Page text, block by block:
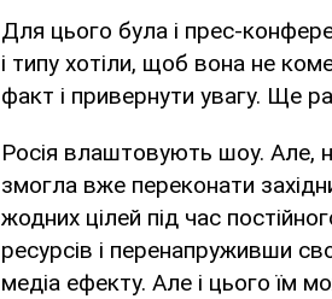
Для цього була і прес-
і типу хотіли, щоб вона не
факт і привернути увагу. Ще
Росія влаштовують шоу. Але,
змогла вже переконати
жодних цілей під час
ресурсів і перенапруживши
медіа ефекту. Але і цього їм